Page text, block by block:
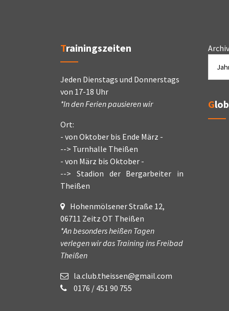
Trainingszeiten
Jeden Dienstags und Donnerstags
von 17-18 Uhr
*In den Ferien pausieren wir
Ort:
- von Oktober bis Ende März -
--> Turnhalle Theißen
- von März bis Oktober -
--> Stadion der Bergarbeiter in
Theißen
Hohenmölsener Straße 12,
06711 Zeitz OT Theißen
*An besonders heißen Tagen
verlegen wir das Training ins Freibad
Theißen
la.club.theissen@gmail.com
0176 / 451 90 755
Archiv